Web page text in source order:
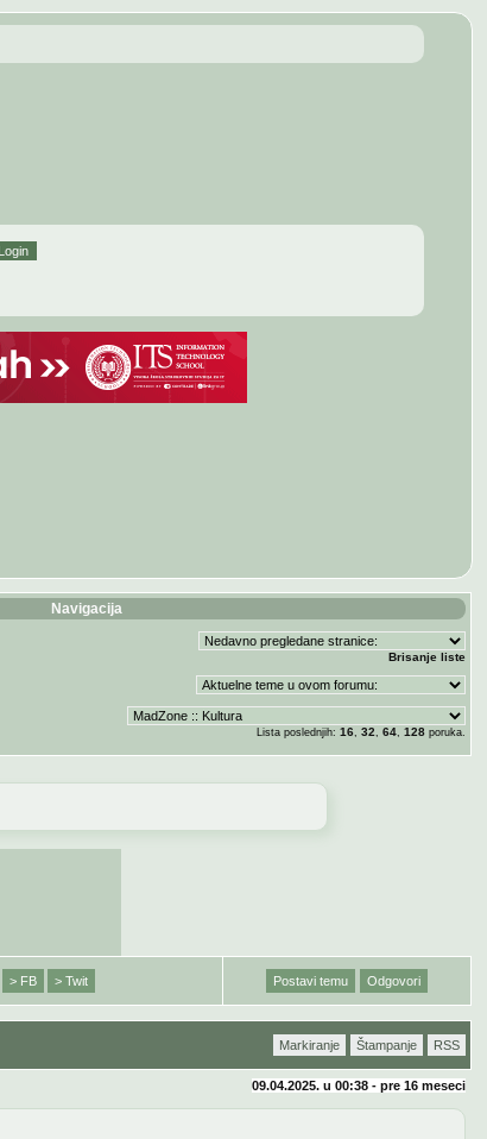
Navigacija
Brisanje liste
Lista poslednjih: 16, 32 64, 128poruka.
> FB > Twit Postavi temu Odgovori
Markiranje Štampanje RSS
09.04.2025. u 00:38 - pre 16 meseci